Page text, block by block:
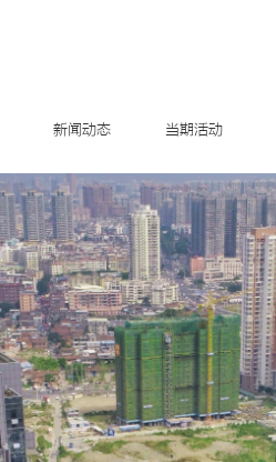
新闻动态 当期活动